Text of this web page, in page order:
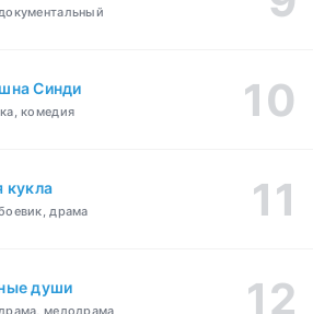
Синди
комедия
кукла
драма
души